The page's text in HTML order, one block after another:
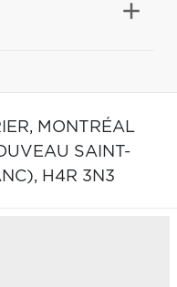
MONTRÉAL
SAINT-
H4R 3N3